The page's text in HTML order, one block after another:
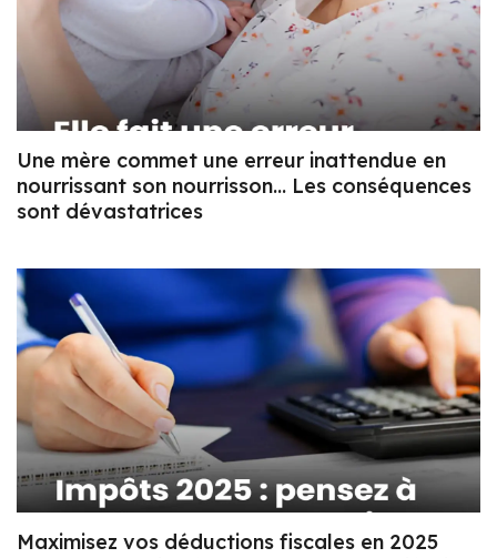
Une mère commet une erreur inattendue en
nourrissant son nourrisson… Les conséquences
sont dévastatrices
Maximisez vos déductions fiscales en 2025